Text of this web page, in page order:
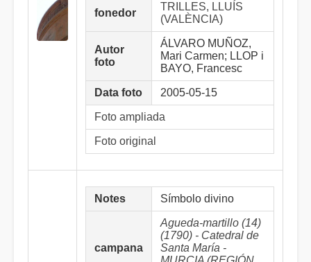
fonedor
TRILLES, LLUÍS
(VALÈNCIA)
Autor
foto
ÁLVARO MUÑOZ,
Mari Carmen; LLOP i
BAYO, Francesc
Data foto 2005-05-15
Foto ampliada
Foto original
Notes Símbolo divino
campana
Agueda-martillo (14)
(1790) - Catedral de
Santa María -